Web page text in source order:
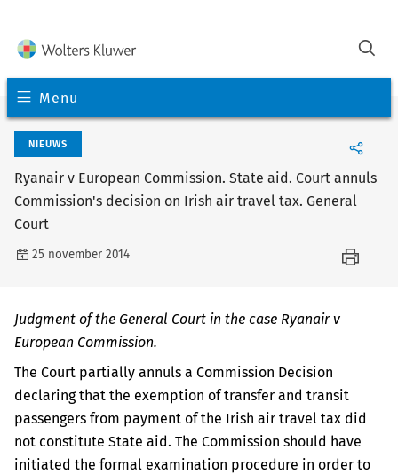
Menu
NIEUWS
Ryanair v European Commission. State aid. Court annuls
Commission's decision on Irish air travel tax. General
Court
25 november 2014
Judgment of the General Court in the case Ryanair v
European Commission.
The Court partially annuls a Commission Decision
declaring that the exemption of transfer and transit
passengers from payment of the Irish air travel tax did
not constitute State aid. The Commission should have
initiated the formal examination procedure in order to